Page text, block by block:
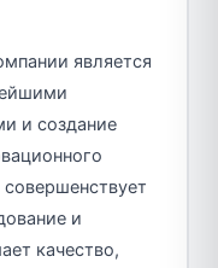
является
и создание
и
качество,